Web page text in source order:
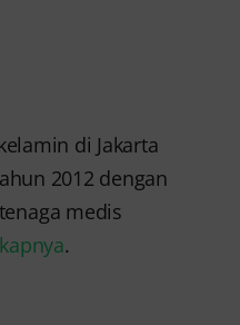
di Jakarta
2012 dengan
medis
.